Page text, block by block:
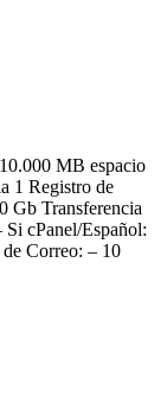
MB espacio
1 Registro de
Gb Transferencia
cPanel/Español:
Correo: – 10